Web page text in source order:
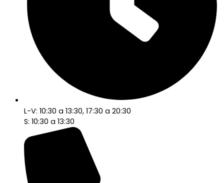
L-V: 10:30 a 13:30, 17:30 a 20:30
S: 10:30 a 13:30